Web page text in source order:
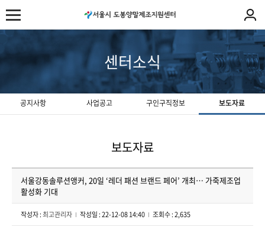
센터소식
공지사항 사업공고 구인구직정보 보도자료
보도자료
서울강동솔루션앵커, 20일 ‘레더 패션 브랜드 페어’ 개최… 가죽제조업
활성화 기대
작성자 :최고관리자 작성일 : 22-12-08 14:40 조회수 : 2,635